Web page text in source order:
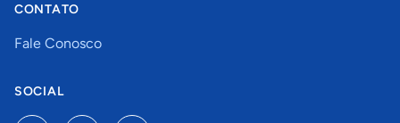
CONTATO
Fale Conosco
SOCIAL